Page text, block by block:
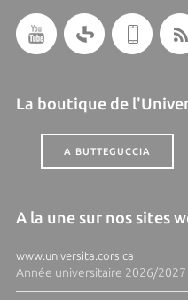
La boutique de
A BUTTEGUCCIA
A la une sur nos sites
www.universita.corsica
Année universitaire 2026/